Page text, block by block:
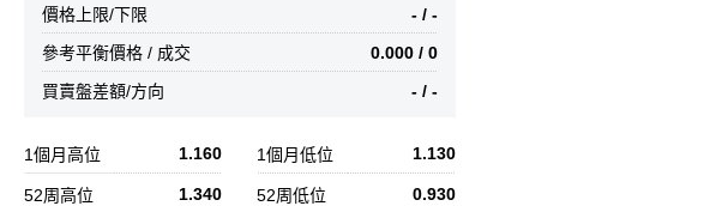
- / -
價格上限/下限
0.000 / 0
參考平衡價格 / 成交
- / -
買賣盤差額/方向
1個月高位 1.160 1個月低位 1.130
52周高位 1.340 52周低位 0.930